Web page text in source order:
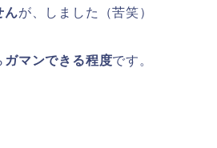
んが、しました（苦笑）
ガマンできる程度です。